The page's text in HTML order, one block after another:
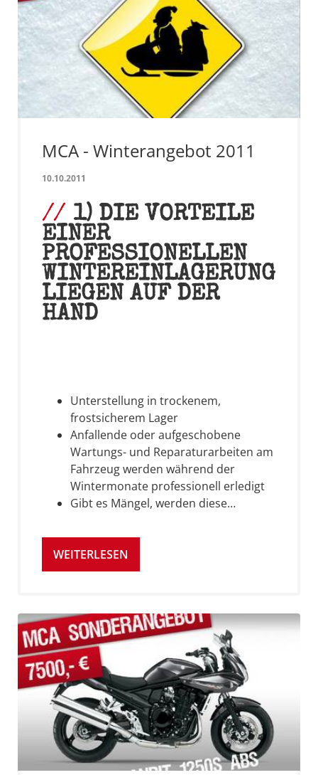
MCA - Winterangebot 2011
10.10.2011
1) DIE VORTEILE
EINER
PROFESSIONELLEN
WINTEREINLAGERUNG
LIEGEN AUF DER
HAND
Unterstellung in trockenem,
frostsicherem Lager
Anfallende oder aufgeschobene
Wartungs- und Reparaturarbeiten am
Fahrzeug werden während der
Wintermonate professionell erledigt
Gibt es Mängel, werden diese…
WEITERLESEN